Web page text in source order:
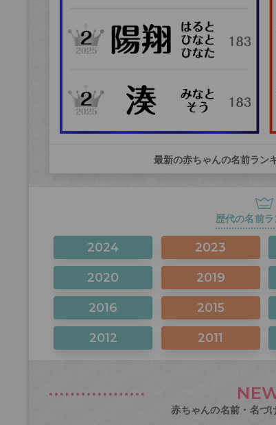
最新の赤ちゃんの名前ラン
歴代の名前
2024 2023
2020 2019
2016 2015
2012 2011
赤ちゃんの名前・名づ